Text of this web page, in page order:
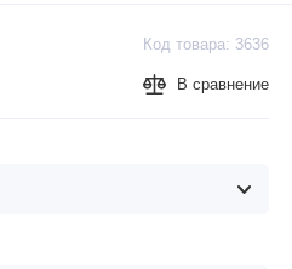
Код товара: 3636
В сравнение